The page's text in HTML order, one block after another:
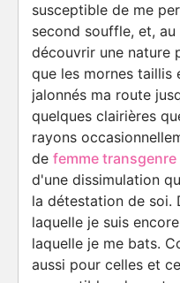
susceptible de me
second souffle, et,
découvrir une nature
que les mornes taillis
jalonnés ma route
quelques clairières
rayons
de femme transgenre
d'une dissimulation
la détestation de soi.
laquelle je suis
laquelle je me bats.
aussi pour celles et